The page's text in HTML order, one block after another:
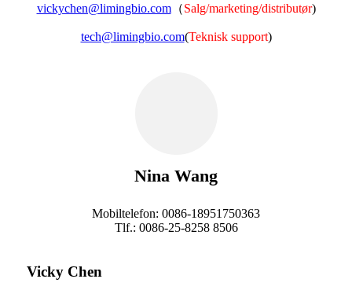
vickychen@limingbio.com（Salg/marketing/distributør)
tech@limingbio.com(Teknisk support)
Nina Wang
Mobiltelefon: 0086-18951750363
Tlf.: 0086-25-8258 8506
Vicky Chen